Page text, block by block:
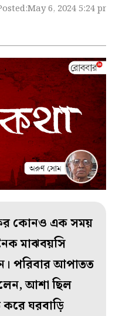
May 6, 2024 5:24 pm
কোনও এক সময়
মাঝবয়সি
পরিবার আপাতত
আশা ছিল
করে ঘরবাড়ি